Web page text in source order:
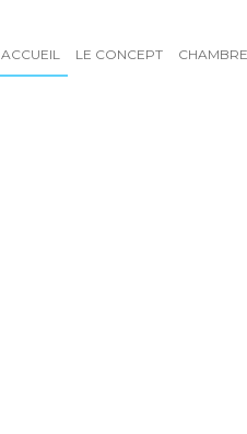
ACCUEIL LE CONCEPT